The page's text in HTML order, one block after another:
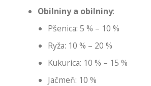
Obilniny a obilniny:
Pšenica: 5 % – 10 %
Ryža: 10 % – 20 %
Kukurica: 10 % – 15 %
Jačmeň: 10 %